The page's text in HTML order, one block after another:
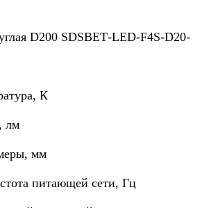
D200 SDSВЕТ-LED-F4S-D20-
К
лм
мм
питающей сети, Гц